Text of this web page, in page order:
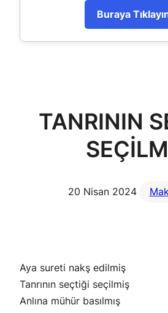
Buraya
TANRININ
20 Nisan 2024
Aya sureti nakş edilmiş
Tanrının seçtiği seçilmiş
Anlına mühür basılmış